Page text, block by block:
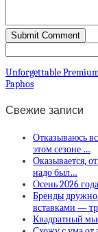
Unforgettable
Paphos
Свежие записи
Отказываюсь
этом сезоне …
Оказывается,
надо был…
Осень 2026
Бренды
вставками —
Квадратный